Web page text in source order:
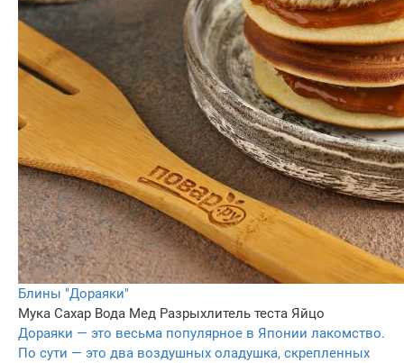
Блины "Дораяки"
Мука Сахар Вода Мед Разрыхлитель теста Яйцо
Дораяки — это весьма популярное в Японии лакомство.
По сути — это два воздушных оладушка, скрепленных